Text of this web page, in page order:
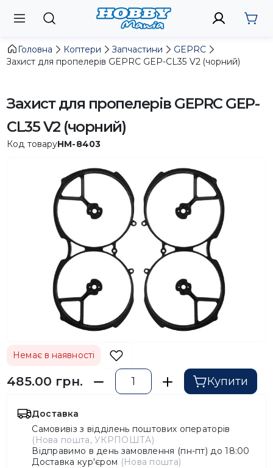
Головна Коптери Запчастини
GEPRC
Захист для пропелерів GEPRC GEP-CL35 V2 (чорний)
Захист для пропелерів GEPRC GEP-
CL35 V2 (чорний)
Код товаруHM-8403
Немає в наявності
485.00 грн. Купити
Доставка
Самовивіз з відділень поштових операторів
(Нова пошта, УКРПОШТА)
Відправимо в день замовлення (пн-пт) до 18:00
Доставка кур'єром (Нова пошта)